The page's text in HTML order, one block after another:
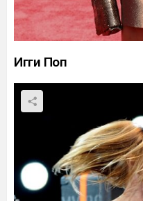
Игги Поп